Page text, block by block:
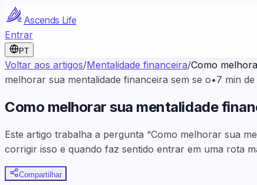
Ascends Life
Entrar
PT
Voltar aos artigos/Mentalidade financeira/Como
melhorar sua mentalidade financeira sem se o•7 min
Como melhorar sua mentalidade
Este artigo trabalha a pergunta “Como melhorar sua
corrigir isso e quando faz sentido entrar em uma rota
Compartilhar